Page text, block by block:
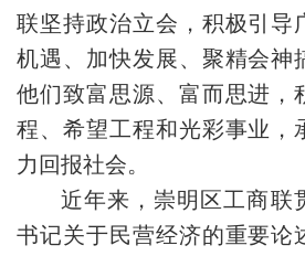
联坚持政治立会，积极引导
机遇、加快发展、聚精会神
他们致富思源、富而思进，
程、希望工程和光彩事业，
力回报社会。
近年来，崇明区工商联
书记关于民营经济的重要论